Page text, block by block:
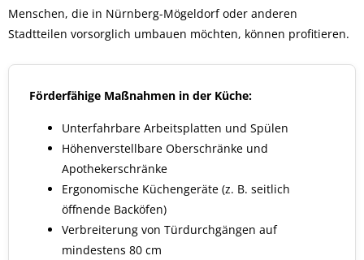
Menschen, die in Nürnberg-Mögeldorf oder anderen
Stadtteilen vorsorglich umbauen möchten, können profitieren.
Förderfähige Maßnahmen in der Küche:
Unterfahrbare Arbeitsplatten und Spülen
Höhenverstellbare Oberschränke und
Apothekerschränke
Ergonomische Küchengeräte (z. B. seitlich
öffnende Backöfen)
Verbreiterung von Türdurchgängen auf
mindestens 80 cm